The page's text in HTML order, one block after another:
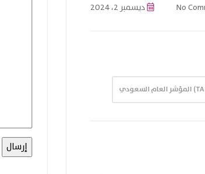
ديسمبر 2، 2024